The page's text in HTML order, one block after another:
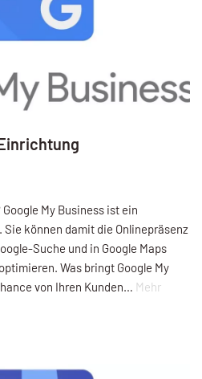
My Business ist ein
Sie können damit die Onlinepräsenz
Suche und in Google Maps
Was bringt Google My
von Ihren Kunden… Mehr